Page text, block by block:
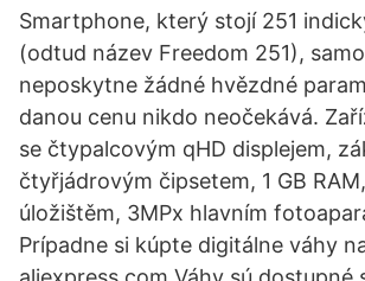
Smartphone, který stojí 251
(odtud název Freedom 251),
neposkytne žádné hvězdné
danou cenu nikdo neočekává.
se čtypalcovým qHD displejem,
čtyřjádrovým čipsetem, 1 GB
úložištěm, 3MPx hlavním
Prípadne si kúpte digitálne váhy